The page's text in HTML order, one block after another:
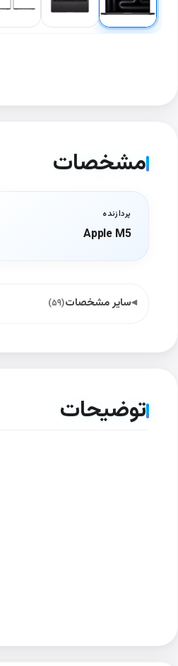
مشخصات
پردازنده
Apple M5
سایر مشخصات(۵۹)
توضیحات